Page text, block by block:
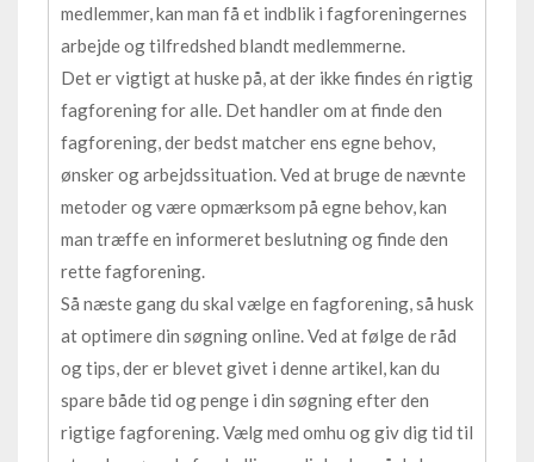
medlemmer, kan man få et indblik i fagforeningernes
arbejde og tilfredshed blandt medlemmerne.
Det er vigtigt at huske på, at der ikke findes én rigtig
fagforening for alle. Det handler om at finde den
fagforening, der bedst matcher ens egne behov,
ønsker og arbejdssituation. Ved at bruge de nævnte
metoder og være opmærksom på egne behov, kan
man træffe en informeret beslutning og finde den
rette fagforening.
Så næste gang du skal vælge en fagforening, så husk
at optimere din søgning online. Ved at følge de råd
og tips, der er blevet givet i denne artikel, kan du
spare både tid og penge i din søgning efter den
rigtige fagforening. Vælg med omhu og giv dig tid til